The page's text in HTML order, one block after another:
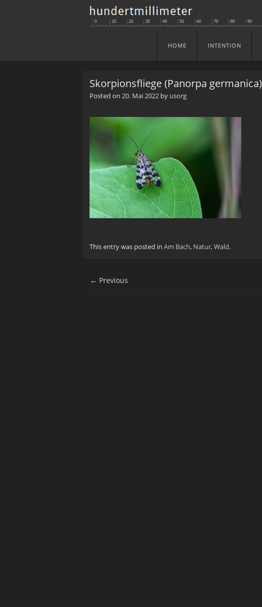
Menu
Skip to content
HOME INTENTION
Skorpionsfliege (Panorpa germanica)
Posted on 20. Mai 2022 by usorg
This entry was posted in Am Bach, Natur,Wald.
Post navigation
← Previous